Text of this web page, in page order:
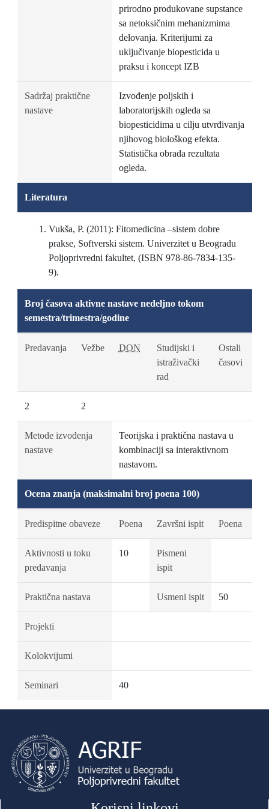
prirodno produkovane supstance
sa netoksičnim mehanizmima
delovanja. Kriterijumi za
uključivanje biopesticida u
praksu i koncept IZB
Sadržaj praktične
nastave
Izvođenje poljskih i
laboratorijskih ogleda sa
biopesticidima u cilju utvrđivanja
njihovog biološkog efekta.
Statistička obrada rezultata
ogleda.
Literatura
Vukša, P. (2011): Fitomedicina –sistem dobre
prakse, Softverski sistem. Univerzitet u Beogradu
Poljoprivredni fakultet, (ISBN 978-86-7834-135-
9).
Broj časova aktivne nastave nedeljno tokom
semestra/trimestra/godine
Predavanja Vežbe DON
Studijski i
istraživački
rad
Ostali
časovi
2 2
Metode izvođenja
nastave
Teorijska i praktična nastava u
kombinaciji sa interaktivnom
nastavom.
Ocena znanja (maksimalni broj poena 100)
Predispitne obaveze Poena Završni ispit Poena
Aktivnosti u toku
predavanja
10
Pismeni
ispit
Praktična nastava Usmeni ispit 50
Projekti
Kolokvijumi
Seminari 40